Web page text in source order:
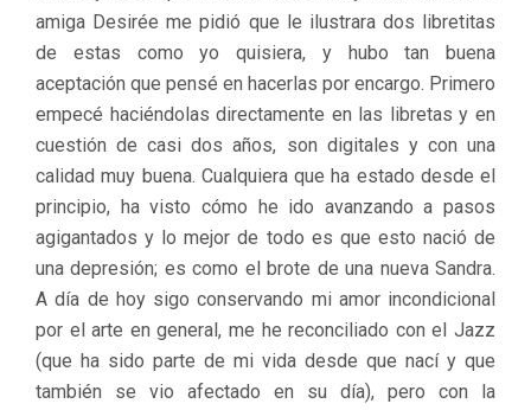
amiga Desirée me pidió que le ilustrara dos libretitas
de estas como yo quisiera, y hubo tan buena
aceptación que pensé en hacerlas por encargo. Primero
empecé haciéndolas directamente en las libretas y en
cuestión de casi dos años, son digitales y con una
calidad muy buena. Cualquiera que ha estado desde el
principio, ha visto cómo he ido avanzando a pasos
agigantados y lo mejor de todo es que esto nació de
una depresión; es como el brote de una nueva Sandra.
A día de hoy sigo conservando mi amor incondicional
por el arte en general, me he reconciliado con el Jazz
(que ha sido parte de mi vida desde que nací y que
también se vio afectado en su día), pero con la